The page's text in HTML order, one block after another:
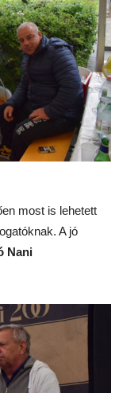
most is lehetett
A jó
Nani